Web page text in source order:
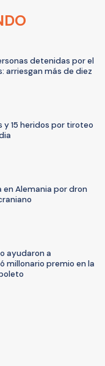
detenidas por el
arriesgan más de diez
15 heridos por tiroteo
Alemania por dron
ayudaron a
millonario premio en la